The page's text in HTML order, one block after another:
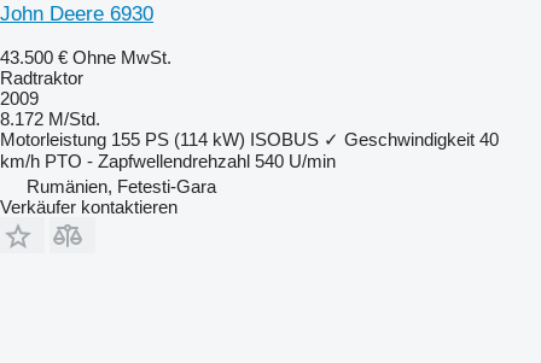
John Deere 6930
43.500 € Ohne MwSt.
Radtraktor
2009
8.172 M/Std.
Motorleistung 155 PS (114 kW) ISOBUS ✓ Geschwindigkeit 40
km/h PTO - Zapfwellendrehzahl 540 U/min
Rumänien, Fetesti-Gara
Verkäufer kontaktieren